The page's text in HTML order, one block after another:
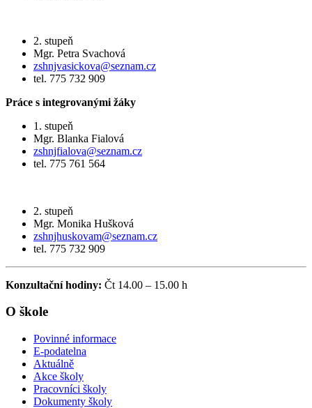
2. stupeň
Mgr. Petra Svachová
zshnjvasickova@seznam.cz
tel. 775 732 909
Práce s integrovanými žáky
1. stupeň
Mgr. Blanka Fialová
zshnjfialova@seznam.cz
tel. 775 761 564
2. stupeň
Mgr. Monika Hušková
zshnjhuskovam@seznam.cz
tel. 775 732 909
Konzultační hodiny: Čt 14.00 – 15.00 h
O škole
Povinné informace
E-podatelna
Aktuálně
Akce školy
Pracovníci školy
Dokumenty školy